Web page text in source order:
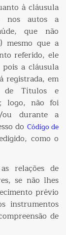
à cláusula
nos autos a
que não
mesmo que a
referido, ele
a cláusula
registrada, em
de Títulos e
logo, não foi
ou durante a
do Código de
como o
relações de
se não lhes
prévio
instrumentos
de